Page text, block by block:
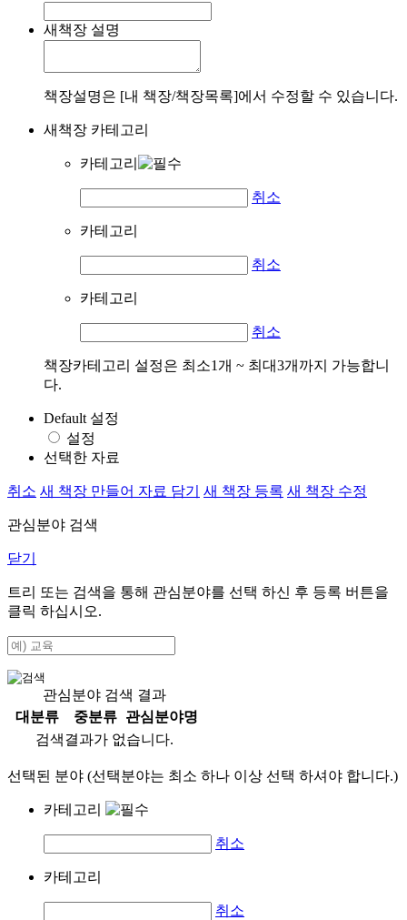
새책장 설명
책장설명은 [내 책장/책장목록]에서 수정할 수 있습니다.
새책장 카테고리
카테고리
취소
카테고리
취소
카테고리
취소
책장카테고리 설정은 최소1개 ~ 최대3개까지 가능합니
다.
Default 설정
설정
선택한 자료
취소 새 책장 만들어 자료 담기 새 책장 등록 새 책장 수정
관심분야 검색
닫기
트리 또는 검색을 통해 관심분야를 선택 하신 후 등록 버튼을
클릭 하십시오.
관심분야 검색 결과
대분류
중분류
관심분야명
검색결과가 없습니다.
선택된 분야 (선택분야는 최소 하나 이상 선택 하셔야 합니다.)
카테고리
취소
카테고리
취소